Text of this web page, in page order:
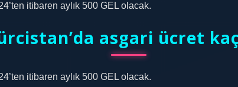
itibaren aylık 500 GEL olacak.
asgari ücret
itibaren aylık 500 GEL olacak.